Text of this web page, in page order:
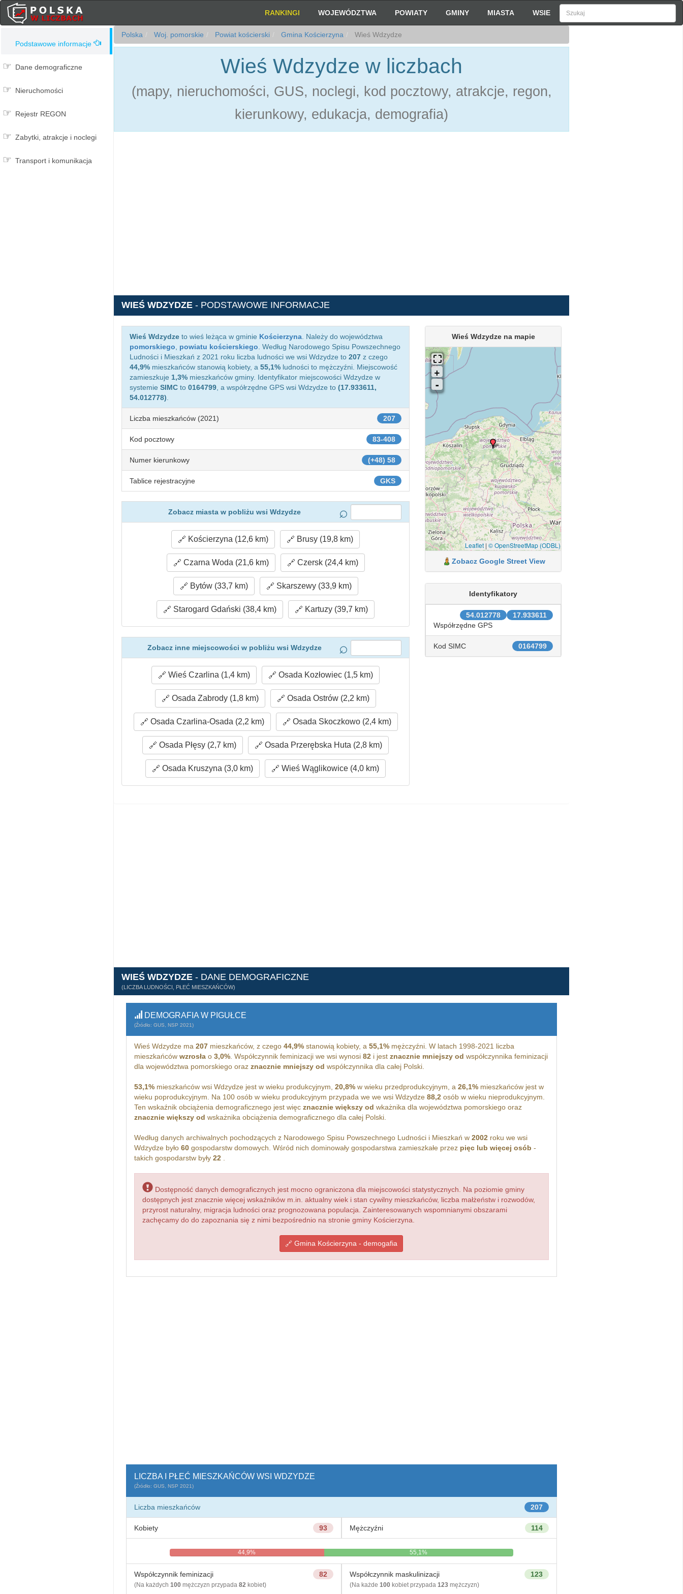
RANKINGI WOJEWÓDZTWA POWIATY GMINY MIASTA WSIE
Podstawowe informacje
Dane demograficzne
Nieruchomości
Rejestr REGON
Zabytki, atrakcje i noclegi
Transport i komunikacja
Polska Woj. pomorskie Powiat kościerski Gmina Kościerzyna Wieś Wdzydze
Wieś Wdzydze w liczbach
(mapy, nieruchomości, GUS, noclegi, kod pocztowy, atrakcje, regon,
kierunkowy, edukacja, demografia)
WIEŚ WDZYDZE - PODSTAWOWE INFORMACJE
Wieś Wdzydze to wieś leżąca w gminie Kościerzyna . Należy do województwa
pomorskiego
powiatu kościerskiego . Według Narodowego Spisu Powszechnego
Ludności i Mieszkań z 2021 roku liczba ludności we wsi Wdzydze to 207 z czego
44,9% mieszkańców stanowią kobiety, a 55,1% ludności to mężczyźni. Miejscowość
zamieszkuje 1,3% mieszkańców gminy. Identyfikator miejscowości Wdzydze w
systemie SIMC to 0164799 , a współrzędne GPS wsi Wdzydze to (17.933611,
54.012778)
207
Liczba mieszkańców (2021)
83-408
Kod pocztowy
(+48) 58
Numer kierunkowy
GKS
Tablice rejestracyjne
Zobacz miasta w pobliżu wsi Wdzydze
Kościerzyna (12,6 km) Brusy (19,8 km)
Czarna Woda (21,6 km) Czersk (24,4 km)
Bytów (33,7 km) Skarszewy (33,9 km)
Starogard Gdański (38,4 km) Kartuzy (39,7 km)
Zobacz inne miejscowości w pobliżu wsi Wdzydze
Wieś Czarlina (1,4 km) Osada Kozłowiec (1,5 km)
Osada Zabrody (1,8 km) Osada Ostrów (2,2 km)
Osada Czarlina-Osada (2,2 km) Osada Skoczkowo (2,4 km)
Osada Płęsy (2,7 km) Osada Przerębska Huta (2,8 km)
Osada Kruszyna (3,0 km) Wieś Wąglikowice (4,0 km)
Wieś Wdzydze na mapie
Leaflet| © OpenStreetMap (ODBL)
Zobacz Google Street View
Identyfikatory
17.933611
54.012778
Współrzędne GPS
0164799
Kod SIMC
WIEŚ WDZYDZE - DANE DEMOGRAFICZNE
(LICZBA LUDNOŚCI, PŁEĆ MIESZKAŃCÓW)
DEMOGRAFIA W PIGUŁCE
(Źródło: GUS, NSP 2021)
Wieś Wdzydze ma 207mieszkańców, z czego 44,9%stanowią kobiety, a 55,1%mężczyźni. W latach 1998-2021 liczba
mieszkańców wzrosłao 3,0%. Współczynnik feminizacji we wsi wynosi 82i jest znacznie mniejszy od współczynnika feminizacji
dla województwa pomorskiego oraz znacznie mniejszy od współczynnika dla całej Polski.
53,1%mieszkańców wsi Wdzydze jest w wieku produkcyjnym, 20,8%w wieku przedprodukcyjnym, a 26,1%mieszkańców jest w
wieku poprodukcyjnym. Na 100 osób w wieku produkcyjnym przypada we we wsi Wdzydze 88,2osób w wieku nieprodukcyjnym.
Ten wskaźnik obciążenia demograficznego jest więc znacznie większy od wkażnika dla województwa pomorskiego oraz
znacznie większy od wskażnika obciążenia demograficznego dla całej Polski.
Według danych archiwalnych pochodzących z Narodowego Spisu Powszechnego Ludności i Mieszkań w 2002roku we wsi
Wdzydze było 60gospodarstw domowych. Wśród nich dominowały gospodarstwa zamieszkałe przez pięc lub więcej osób -
takich gospodarstw były 22.
Dostępność danych demograficznych jest mocno ograniczona dla miejscowości statystycznych. Na poziomie gminy
dostępnych jest znacznie więcej wskaźników m.in. aktualny wiek i stan cywilny mieszkańców, liczba małżeństw i rozwodów,
przyrost naturalny, migracja ludności oraz prognozowana populacja. Zainteresowanych wspomnianymi obszarami
zachęcamy do do zapoznania się z nimi bezpośrednio na stronie gminy Kościerzyna.
Gmina Kościerzyna - demogafia
LICZBA I PŁEĆ MIESZKAŃCÓW WSI WDZYDZE
(Źródło: GUS, NSP 2021)
207
Liczba mieszkańców
93
Kobiety 114
Mężczyźni
44,9% 55,1%
82
Współczynnik feminizacji
(Na każdych 100mężczyzn przypada 82kobiet)
123
Współczynnik maskulinizacji
(Na każde 100kobiet przypada 123mężczyzn)